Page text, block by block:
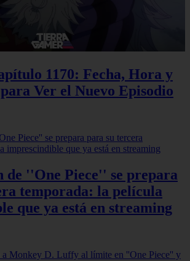
1170: Fecha, Hora y
Ver el Nuevo Episodio
de ''One Piece'' se prepara
temporada: la película
que ya está en streaming